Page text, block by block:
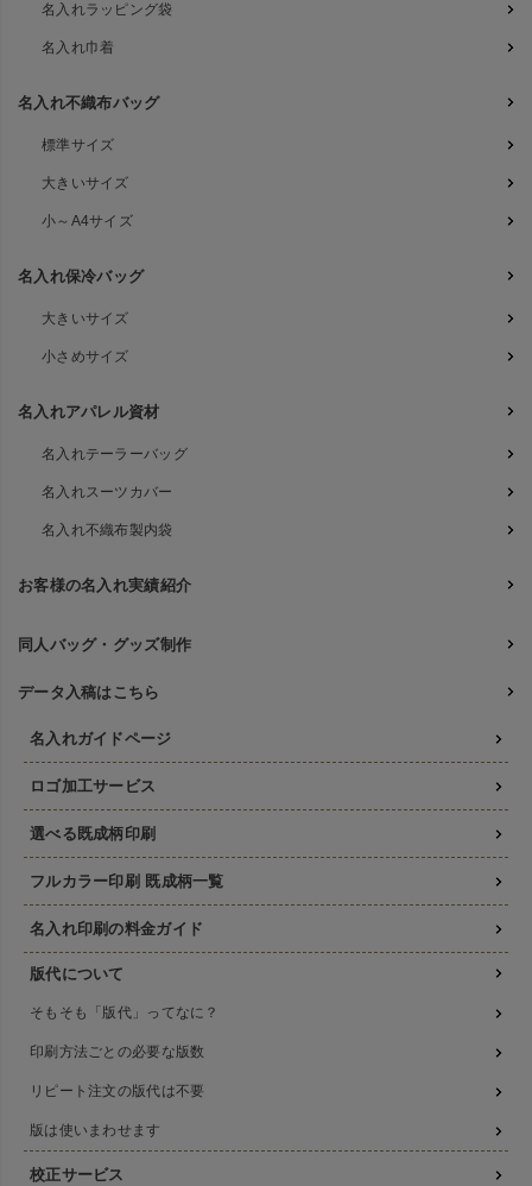
名入れラッピング袋
名入れ巾着
名入れ不織布バッグ
標準サイズ
大きいサイズ
小～A4サイズ
名入れ保冷バッグ
大きいサイズ
小さめサイズ
名入れアパレル資材
名入れテーラーバッグ
名入れスーツカバー
名入れ不織布製内袋
お客様の名入れ実績紹介
同人バッグ・グッズ制作
データ入稿はこちら
名入れガイドページ
ロゴ加工サービス
選べる既成柄印刷
フルカラー印刷 既成柄一覧
名入れ印刷の料金ガイド
版代について
そもそも「版代」ってなに？
印刷方法ごとの必要な版数
リピート注文の版代は不要
版は使いまわせます
校正サービス